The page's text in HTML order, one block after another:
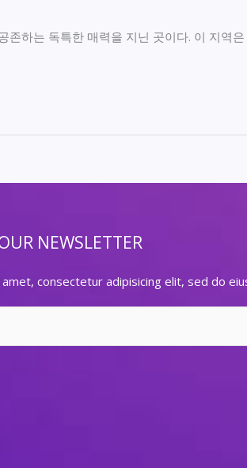
하는 독특한 매력을 지닌 곳이다. 이 지역은
NEWSLETTER
consectetur adipisicing elit, sed do